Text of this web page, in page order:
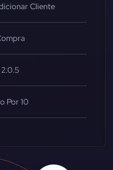
Cliente
Por 10